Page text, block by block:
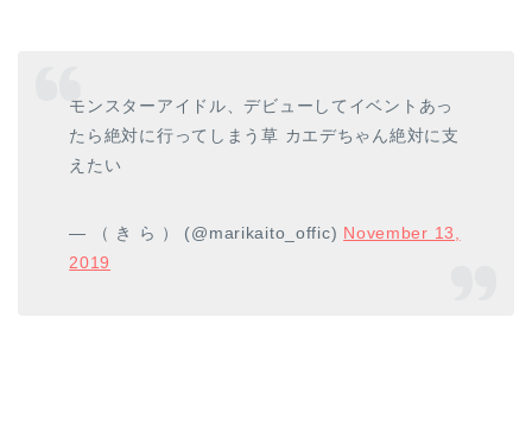
モンスターアイドル、デビューしてイベントあっ
たら絶対に行ってしまう草 カエデちゃん絶対に支
えたい
— （ き ら ） (@marikaito_offic) November 13,
2019